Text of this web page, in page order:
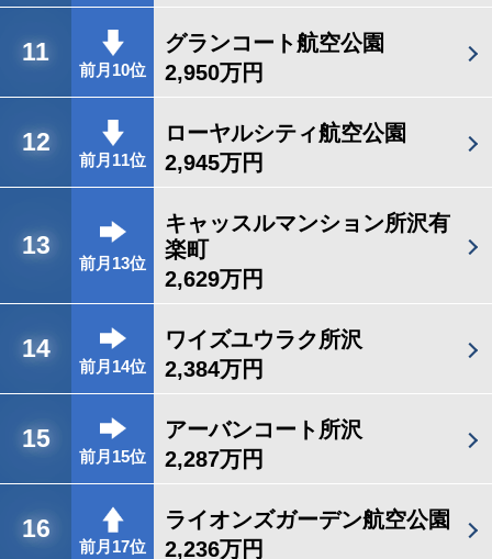
11
前月10位
グランコート航空公園
2,950万円
12
前月11位
ローヤルシティ航空公園
2,945万円
13
前月13位
キャッスルマンション所沢有
楽町
2,629万円
14
前月14位
ワイズユウラク所沢
2,384万円
15
前月15位
アーバンコート所沢
2,287万円
16
前月17位
ライオンズガーデン航空公園
2,236万円